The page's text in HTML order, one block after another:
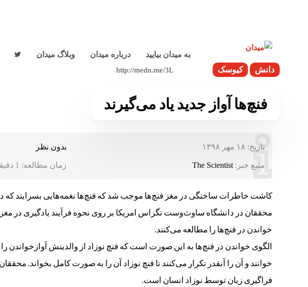
به میدان بیایید درباره میدان وبلاگ میدان 
دانش کیوسک
فنچ‌ها آواز جدید یاد می‌گیرند
تاریخ: ۱۸ مهر ۱۳۹۸ بدون نظر
منبع خبر: The Scientist زمان مطالعه: 1
کاشت خاطرات ساختگی در مغز فنچ‌ها موجب شد که فنچ‌ها نغمه‌هایی بسرایند که در
محققان در دانشگاه ساوث‌وست تگزاس امریکا بر روی نحوه فرآیند یادگیری در
خواندن در فنچ‌ها را مطالعه می‌کنند.
الگوی خواندن در فنچ‌ها به این صورت است که فنچ نوزاد از والدینش آوازخواندن
خوانند و آن را آنقدر تکرار می‌کنند تا فنچ نوزاد آن را به صورت کامل بخواند.
فراگیری زبان توسط نوزاد انسان است.